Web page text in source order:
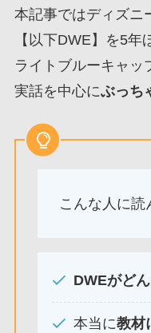
本記事ではディズニ
【以下DWE】を5
ライトブルーキャッ
実話を中心にぶっち
こんな人に読
DWEがど
本当に教材